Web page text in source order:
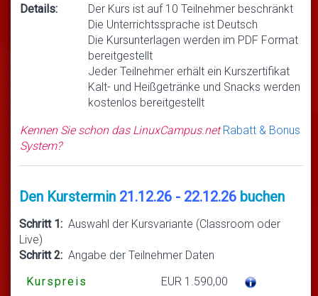
Details:
Der Kurs ist auf 10 Teilnehmer beschränkt
Die Unterrichtssprache ist Deutsch
Die Kursunterlagen werden im PDF Format
bereitgestellt
Jeder Teilnehmer erhält ein Kurszertifikat
Kalt- und Heißgetränke und Snacks werden
kostenlos bereitgestellt
Kennen Sie schon das LinuxCampus.netRabatt & Bonus
System?
Den Kurstermin 21.12.26 - 22.12.26 buchen
Schritt 1: Auswahl der Kursvariante (Classroom oder
Live)
Schritt 2: Angabe der Teilnehmer Daten
Kurspreis
EUR 1.590,00